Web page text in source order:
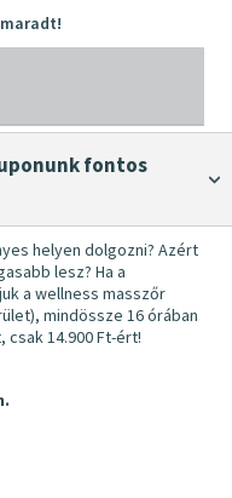
maradt!
helyen dolgozni? Azért
lesz? Ha a
a wellness masszőr
mindössze 16 órában
14.900 Ft-ért!